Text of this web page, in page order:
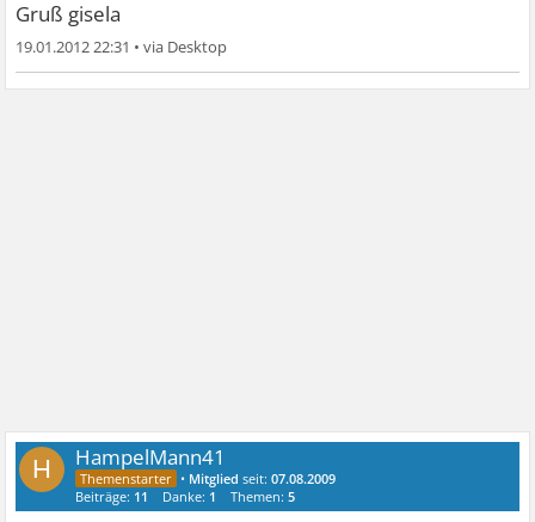
Gruß gisela
19.01.2012 22:31 •
H HampelMann41
• Mitglied seit:07.08.2009
Beiträge: 11 Danke: 1 Themen:5